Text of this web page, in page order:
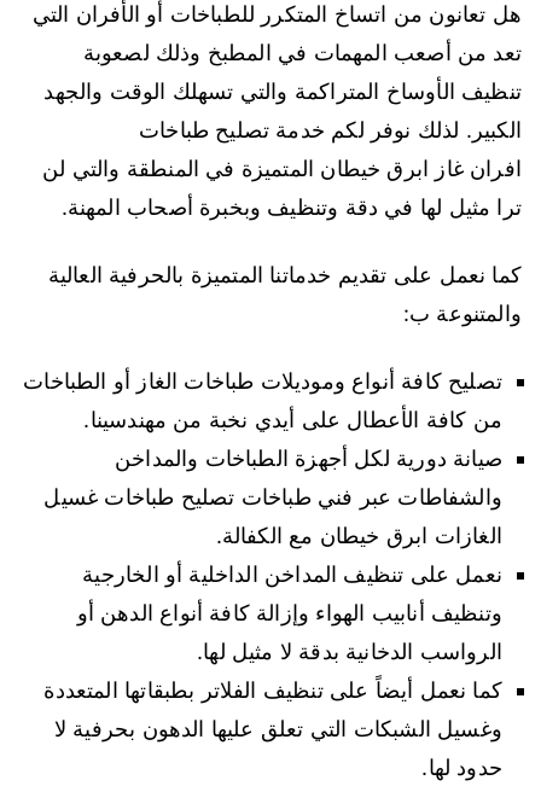
هل تعانون من اتساخ المتكرر للطباخات أو الأفران التي
تعد من أصعب المهمات في المطبخ وذلك لصعوبة
تنظيف الأوساخ المتراكمة والتي تسهلك الوقت والجهد
الكبير. لذلك نوفر لكم خدمة تصليح طباخات
افران غاز ابرق خيطان المتميزة في المنطقة والتي لن
ترا مثيل لها في دقة وتنظيف وبخبرة أصحاب المهنة.
كما نعمل على تقديم خدماتنا المتميزة بالحرفية العالية
والمتنوعة ب:
تصليح كافة أنواع وموديلات طباخات الغاز أو الطباخات
من كافة الأعطال على أيدي نخبة من مهندسينا.
صيانة دورية لكل أجهزة الطباخات والمداخن
والشفاطات عبر فني طباخات تصليح طباخات غسيل
الغازات ابرق خيطان مع الكفالة.
نعمل على تنظيف المداخن الداخلية أو الخارجية
وتنظيف أنابيب الهواء وإزالة كافة أنواع الدهن أو
الرواسب الدخانية بدقة لا مثيل لها.
كما نعمل أيضاً على تنظيف الفلاتر بطبقاتها المتعددة
وغسيل الشبكات التي تعلق عليها الدهون بحرفية لا
حدود لها.